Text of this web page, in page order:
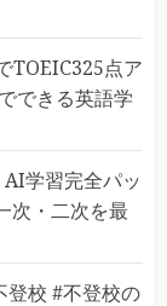
TOEIC325点ア
できる英語学
AI学習完全パッ
次・二次を最
校 #不登校の